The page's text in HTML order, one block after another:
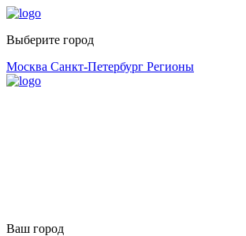
Выберите город
Москва Санкт-Петербург Регионы
Ваш город